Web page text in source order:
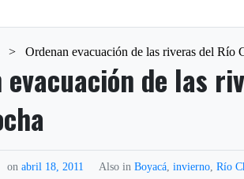
> Ordenan evacuación de las riveras del Río
evacuación de las
onabril 18, 2011 Also inBoyacá ,invierno ,Río